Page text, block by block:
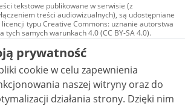
tekstowe publikowane w serwisie (z
treści audiowizualnych), są udostępniane
licencji typu Creative Commons: uznanie autorstwa
tych samych warunkach 4.0 (CC BY-SA 4.0).
audiowizualne, w tym zdjęcia, materiały
i wideo, są udostępniane na licencji typu
Commons: uznanie autorstwa użycie
- bez utworów zależnych 4.0 (CC BY-
ND 4.0), o ile nie jest to stwierdzone inaczej.
prywatność
cookie w celu zapewnienia
naszej witryny oraz do
działania strony. Dzięki nim